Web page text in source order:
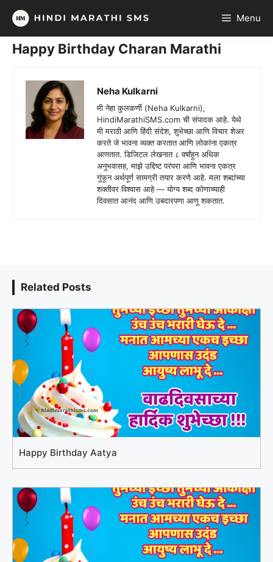
Skip
content
Menu
Happy Birthday Charan Marathi
Neha Kulkarni
मी नेहा कुलकर्णी (Neha Kulkarni),
HindiMarathiSMS.com ची संपादक आहे. येथे
मी मराठी आणि हिंदी संदेश, शुभेच्छा आणि विचार शेअर
करते जे भावना व्यक्त करतात आणि लोकांना एकत्र
आणतात. डिजिटल लेखनात ८ वर्षांहून अधिक
अनुभवासह, माझे उद्दिष्ट परंपरा आणि भावना एकत्र
गुंफून अर्थपूर्ण सामग्री तयार करणे आहे. मला शब्दांच्या
शक्तीवर विश्वास आहे — योग्य शब्द कोणाच्याही
दिवसात आनंद आणि उबदारपणा आणू शकतात.
Related Posts
Happy Birthday Aatya